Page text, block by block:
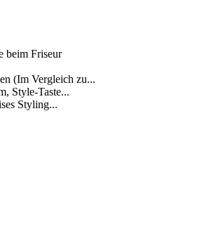
beim Friseur
(Im Vergleich zu...
Style-Taste...
Styling...